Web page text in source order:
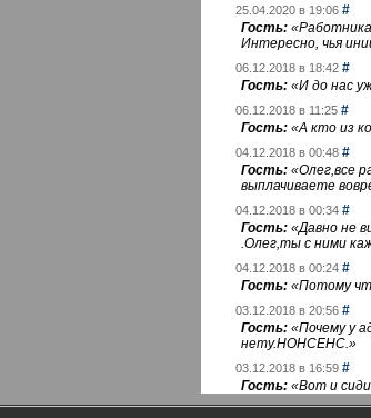
25.04.2020 в 19:06 #
Гость: «
Интересно, чья
06.12.2018 в 18:42 #
Гость: «И до нас
06.12.2018 в 11:25 #
Гость: «А кто из
04.12.2018 в 00:48 #
Гость: «Олег,все
выплачиваете
04.12.2018 в 00:34 #
Гость: «Давно не
.Олег,ты с ними
04.12.2018 в 00:24 #
Гость: «Потому
03.12.2018 в 20:56 #
Гость: «Почему у
нету.НОНСЕНС.»
03.12.2018 в 16:59 #
Гость: «Вот и